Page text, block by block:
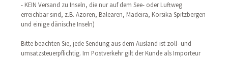
- KEIN Versand zu Inseln, die nur auf dem See- oder Luftweg
erreichbar sind, z.B. Azoren, Balearen, Madeira, Korsika Spitzbergen
und einige dänische Inseln)
Bitte beachten Sie, jede Sendung aus dem Ausland ist zoll- und
umsatzsteuerpflichtig. Im Postverkehr gilt der Kunde als Importeur